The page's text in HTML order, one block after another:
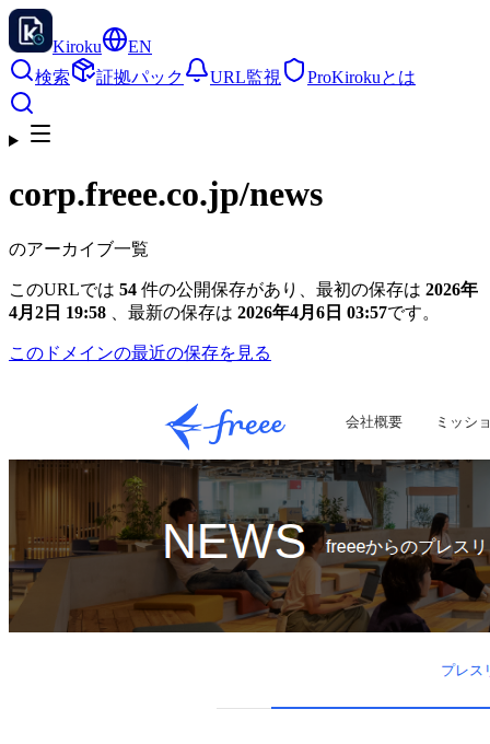
Kiroku
EN
検索
証拠パック URL監視 ProKirokuとは
corp.freee.co.jp/news
のアーカイブ一覧
このURLでは 54 件の公開保存があり、最初の保存は 2026年
4月2日 19:58
、最新の保存は 2026年4月6日 03:57です。
このドメインの最近の保存を見る